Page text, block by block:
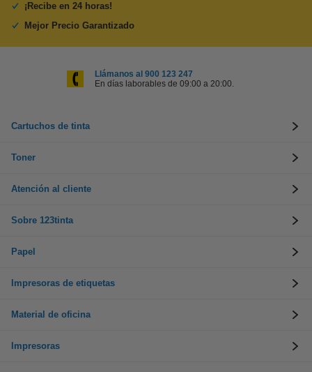
¡Recibe en 24 horas!
Mejor Precio Garantizado
Llámanos al 900 123 247
En días laborables de 09:00 a 20:00.
Cartuchos de tinta
Toner
Atención al cliente
Sobre 123tinta
Papel
Impresoras de etiquetas
Material de oficina
Impresoras